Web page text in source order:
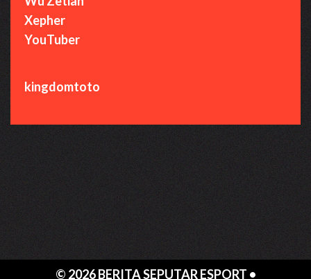
Xepher
YouTuber
kingdomtoto
© 2026 BERITA SEPUTAR ESPORT •